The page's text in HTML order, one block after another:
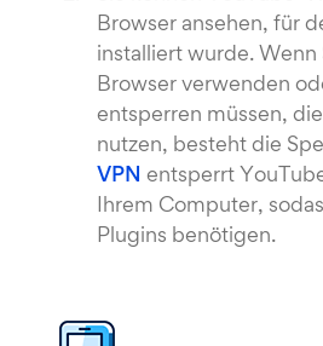
Browser ansehen, für
installiert wurde. Wenn
Browser verwenden
entsperren müssen,
nutzen, besteht die
VPN entsperrt
Ihrem Computer,
Plugins benötigen.